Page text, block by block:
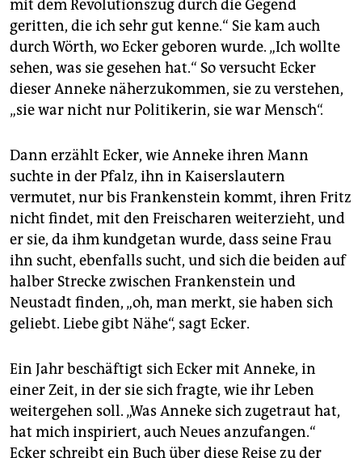
mit dem Revolutionszug durch die Gegend
geritten, die ich sehr gut kenne.“ Sie kam auch
durch Wörth, wo Ecker geboren wurde. „Ich wollte
sehen, was sie gesehen hat.“ So versucht Ecker
dieser Anneke näherzukommen, sie zu verstehen,
„sie war nicht nur Politikerin, sie war Mensch“.
Dann erzählt Ecker, wie Anneke ihren Mann
suchte in der Pfalz, ihn in Kaiserslautern
vermutet, nur bis Frankenstein kommt, ihren Fritz
nicht findet, mit den Freischaren weiterzieht, und
er sie, da ihm kundgetan wurde, dass seine Frau
ihn sucht, ebenfalls sucht, und sich die beiden auf
halber Strecke zwischen Frankenstein und
Neustadt finden, „oh, man merkt, sie haben sich
geliebt. Liebe gibt Nähe“, sagt Ecker.
Ein Jahr beschäftigt sich Ecker mit Anneke, in
einer Zeit, in der sie sich fragte, wie ihr Leben
weitergehen soll. „Was Anneke sich zugetraut hat,
hat mich inspiriert, auch Neues anzufangen.“
Ecker schreibt ein Buch über diese Reise zu der